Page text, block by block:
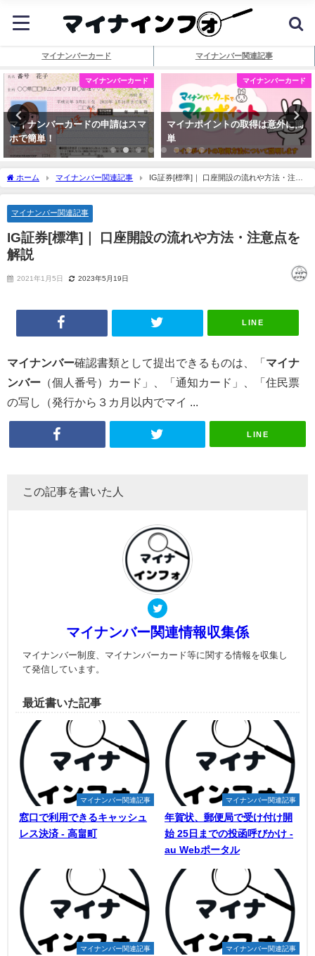
マイナンバーカード マイナンバー関連記事
マイナンバーカード
マイナンバーカードの申請はスマ
ホで簡単！
マイナンバーカード
マイナポイントの取得は意外に簡
単
ホーム マイナンバー関連記事
IG証券[標準]｜ 口座開設の流れや方法・注意
点を解説
マイナンバー関連記事
IG証券[標準]｜ 口座開設の流れや方法・注意点を
解説
2021年1月5日 2023年5月19日
LINE
マイナンバー確認書類として提出できるものは、「 マイナ
ンバー （個人番号）カード」、「通知カード」、「住民票
の写し（発行から３カ月以内でマイ ...
LINE
この記事を書いた人
マイナンバー関連情報収集係
マイナンバー制度、マイナンバーカード等に関する情報を収集し
て発信しています。
最近書いた記事
マイナンバー関連記事
窓口で利用できるキャッシュ
レス決済 - 高畠町
マイナンバー関連記事
年賀状、郵便局で受け付け開
始 25日までの投函呼びかけ -
au Webポータル
マイナンバー関連記事 マイナンバー関連記事